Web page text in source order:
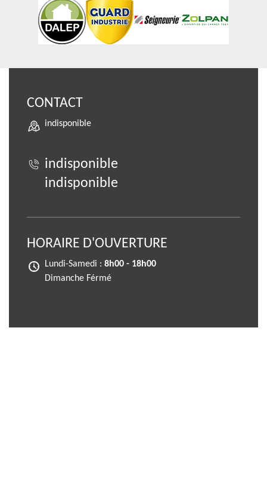
CONTACT
indisponible
indisponible
indisponible
HORAIRE D'OUVERTURE
Lundi-Samedi : 8h00 - 18h00
Dimanche Férmé